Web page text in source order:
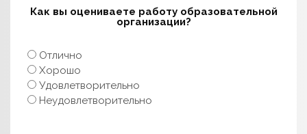
Как вы оцениваете работу образовательной
организации?
Отлично
Хорошо
Удовлетворительно
Неудовлетворительно